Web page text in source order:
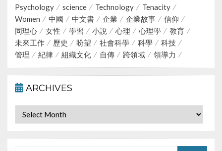
Psychology
science Technology
Tenacity
Women
中國 中文書 企業 企業故事
信仰
同理心
女性 學習 小說 心理 心理學
教育
未來工作
歷史 盼望 社會科學 科學
科技
管理
紀律 組織文化 自傳 跨領域 領導力
ARCHIVES
Archives